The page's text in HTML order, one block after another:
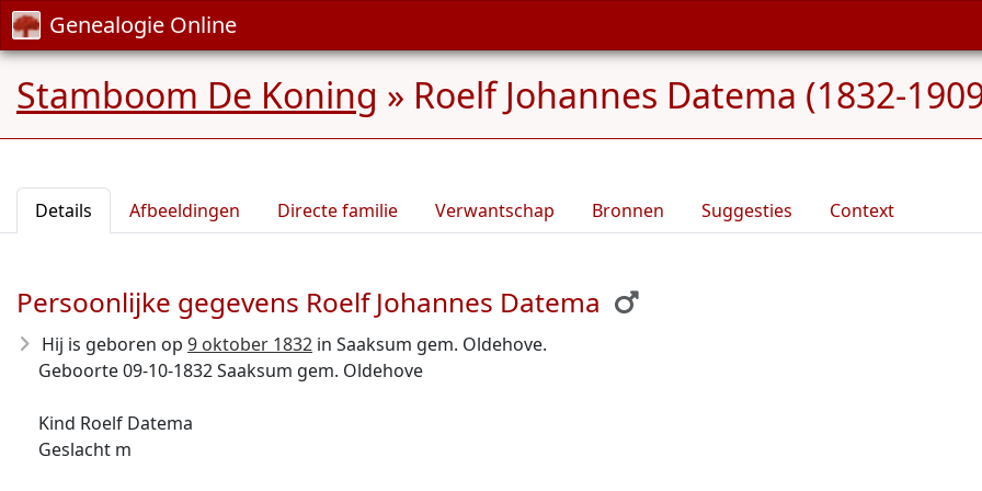
Genealogie Online
Stamboom De Koning » Roelf Johannes Datema (1832-
Details Afbeeldingen Directe familie Verwantschap Bronnen Suggesties Context
Persoonlijke gegevens Roelf Johannes Datema
Hij is geboren op 9 oktober 1832 in Saaksum gem. Oldehove.
Geboorte 09-10-1832 Saaksum gem. Oldehove
Kind Roelf Datema
Geslacht m